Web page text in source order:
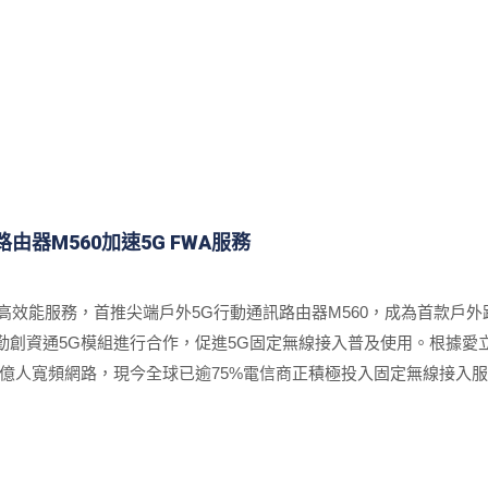
由器M560加速5G FWA服務
效能服務，首推尖端戶外5G行動通訊路由器M560，成為首款戶
資通5G模組進行合作，促進5G固定無線接入普及使用。根據愛
人寬頻網路，現今全球已逾75%電信商正積極投入固定無線接入